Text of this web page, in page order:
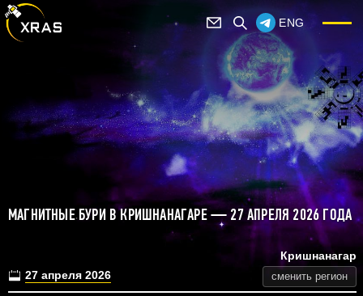
ENG
МАГНИТНЫЕ БУРИ В КРИШНАНАГАРЕ — 27 АПРЕЛЯ 2026 ГОДА
27 апреля 2026
Кришнанагар
сменить регион